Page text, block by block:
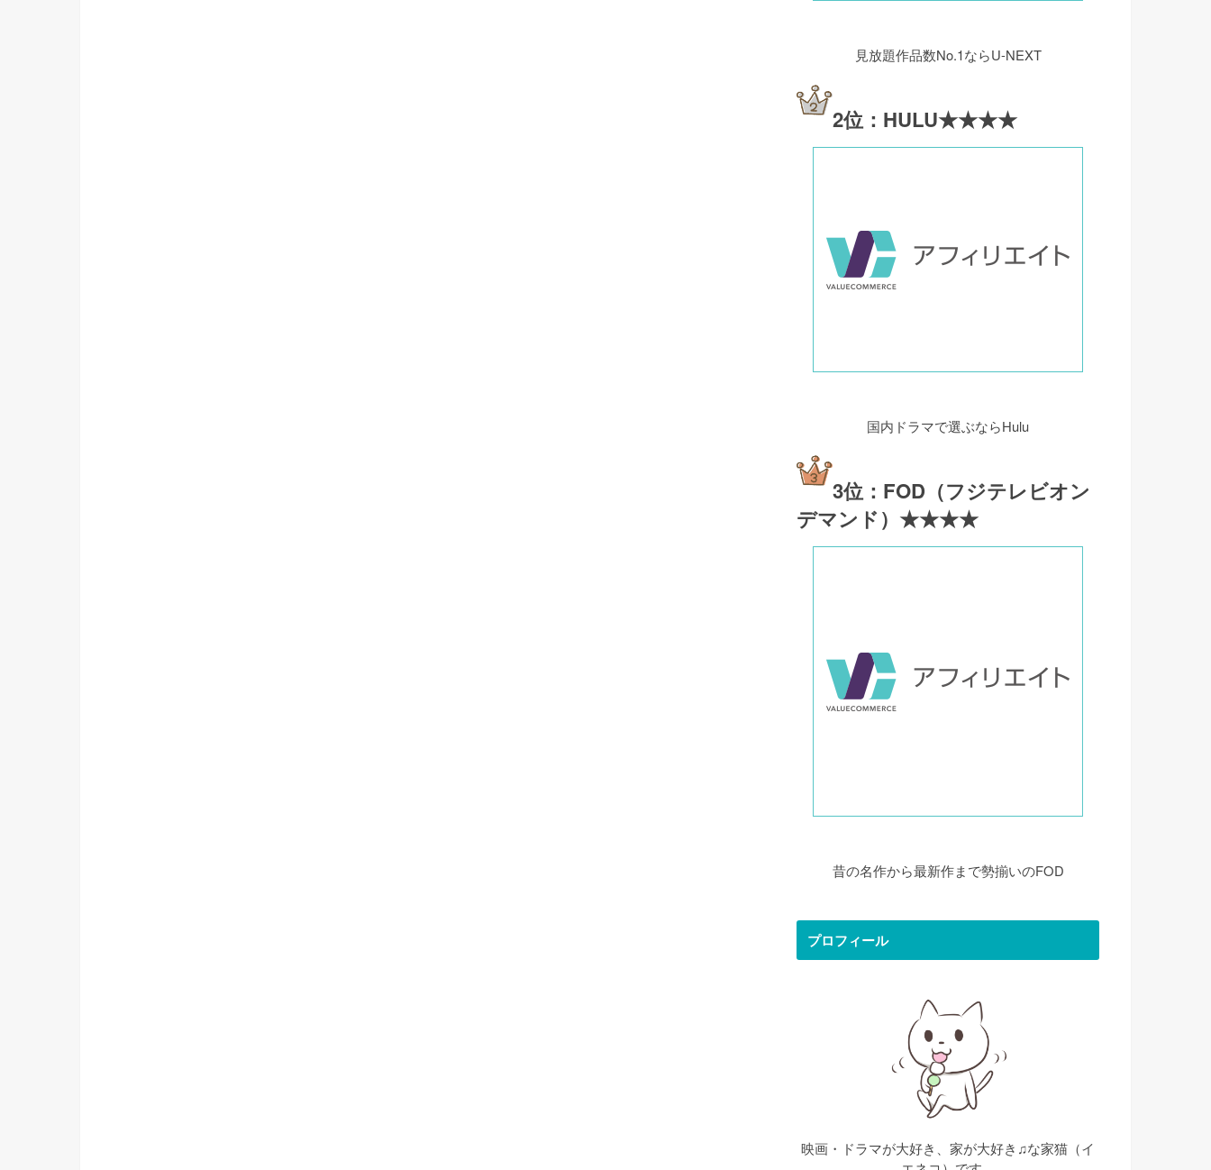
見放題作品数No.1ならU-NEXT
2位：HULU★★★★
国内ドラマで選ぶならHulu
3位：FOD（フジテレビオン
デマンド）★★★★
昔の名作から最新作まで勢揃いのFOD
プロフィール
映画・ドラマが大好き、家が大好き♫な家猫（イ